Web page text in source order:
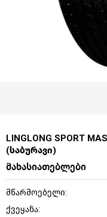
LINGLONG SPORT
(საბურავი)
მახასიათებლები
მწარმოებელი:
ქვეყანა: